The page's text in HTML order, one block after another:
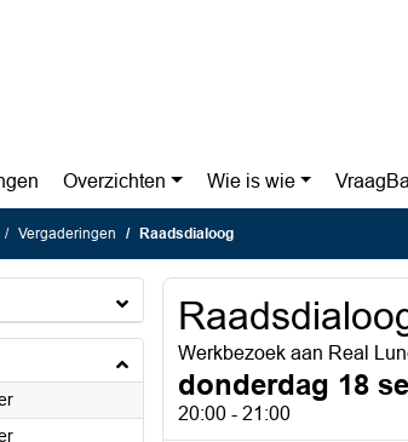
Overzichten Wie is wie
Vergaderingen Raadsdialoog
2025
2025
Werkbezoek aan Real
donderdag 18
20:00 - 21:00